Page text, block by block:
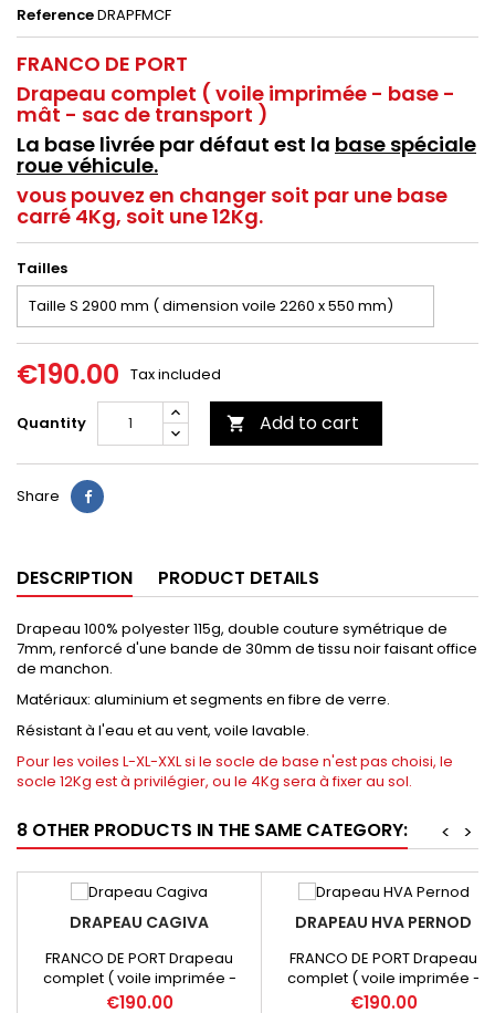
ReferenceDRAPFMCF
FRANCO DE PORT
Drapeau complet ( voile imprimée - base -
mât - sac de transport )
La base livrée par défaut est la base spéciale
roue véhicule.
vous pouvez en changer soit par une base
carré 4Kg, soit une 12Kg.
Tailles
€190.00 Tax included
Quantity  Add to cart
Share
DESCRIPTION PRODUCT DETAILS
Drapeau 100% polyester 115g, double couture symétrique de
7mm, renforcé d'une bande de 30mm de tissu noir faisant office
de manchon.
Matériaux: aluminium et segments en fibre de verre.
Résistant à l'eau et au vent, voile lavable.
Pour les voiles L-XL-XXL si le socle de base n'est pas choisi, le
socle 12Kg est à privilégier, ou le 4Kg sera à fixer au sol.
8 OTHER PRODUCTS IN THE SAME CATEGORY: >
<
DRAPEAU CAGIVA
FRANCO DE PORT Drapeau
complet ( voile imprimée -
base - mât - sac de transport )
Price
€190.00
DRAPEAU HVA PERNOD
FRANCO DE PORT Drapeau
complet ( voile imprimée -
base - mât - sac de transport )
Price
€190.00